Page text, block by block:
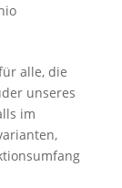
alle, die
unseres
im